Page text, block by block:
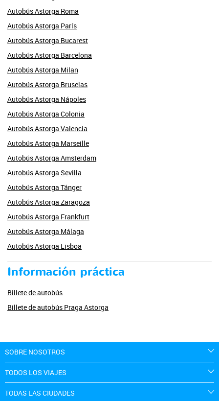
Autobús Astorga Roma
Autobús Astorga París
Autobús Astorga Bucarest
Autobús Astorga Barcelona
Autobús Astorga Milan
Autobús Astorga Bruselas
Autobús Astorga Nápoles
Autobús Astorga Colonia
Autobús Astorga Valencia
Autobús Astorga Marseille
Autobús Astorga Amsterdam
Autobús Astorga Sevilla
Autobús Astorga Tánger
Autobús Astorga Zaragoza
Autobús Astorga Frankfurt
Autobús Astorga Málaga
Autobús Astorga Lisboa
Información práctica
Billete de autobús
Billete de autobús Praga Astorga
SOBRE NOSOTROS
TODOS LOS VIAJES
TODAS LAS CIUDADES